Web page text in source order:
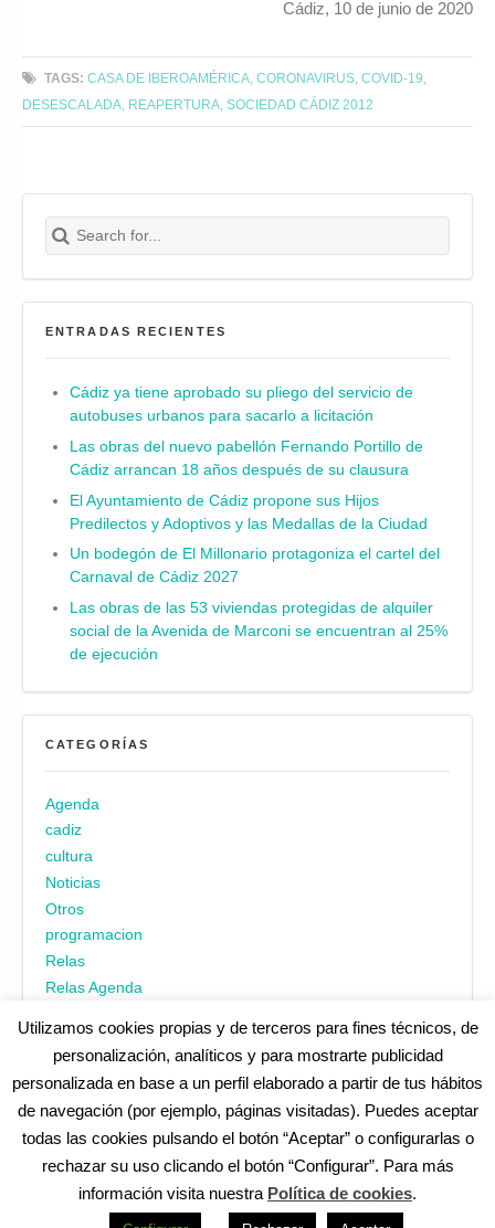
Cádiz, 10 de junio de 2020
TAGS: CASA DE IBEROAMÉRICA ,CORONAVIRUS ,COVID-19
DESESCALADA REAPERTURA SOCIEDAD CÁDIZ 2012
Search for:
Buscar
ENTRADAS RECIENTES
Cádiz ya tiene aprobado su pliego del servicio de
autobuses urbanos para sacarlo a licitación
Las obras del nuevo pabellón Fernando Portillo de
Cádiz arrancan 18 años después de su clausura
El Ayuntamiento de Cádiz propone sus Hijos
Predilectos y Adoptivos y las Medallas de la Ciudad
Un bodegón de El Millonario protagoniza el cartel del
Carnaval de Cádiz 2027
Las obras de las 53 viviendas protegidas de alquiler
social de la Avenida de Marconi se encuentran al 25%
de ejecución
CATEGORÍAS
Agenda
cadiz
cultura
Noticias
Otros
programacion
Relas
Relas Agenda
¿No encuentras alguna cosa? Echa un vistazo encadiz.es|
Aviso legal| Política de privacidad|Accesibilidad| Política de
Utilizamos cookies propias y de terceros para fines técnicos, de
personalización, analíticos y para mostrarte publicidad
personalizada en base a un perfil elaborado a partir de tus hábitos
de navegación (por ejemplo, páginas visitadas). Puedes aceptar
todas las cookies pulsando el botón “Aceptar” o configurarlas o
rechazar su uso clicando el botón “Configurar”. Para más
información visita nuestra Política de cookies.